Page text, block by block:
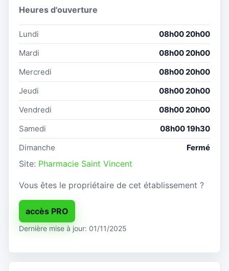
Heures d'ouverture
Lundi
08h00 20h00
Mardi
08h00 20h00
Mercredi
08h00 20h00
Jeudi
08h00 20h00
Vendredi
08h00 20h00
Samedi
08h00 19h30
Dimanche
Fermé
Site: Pharmacie Saint Vincent
Vous êtes le propriétaire de cet établissement ?
accès PRO
Dernière mise à jour: 01/11/2025